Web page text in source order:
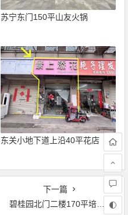
苏宁东门150平山友火锅
东关小地下道上沿40平花店
下一篇
碧桂园北门二楼170平培训班